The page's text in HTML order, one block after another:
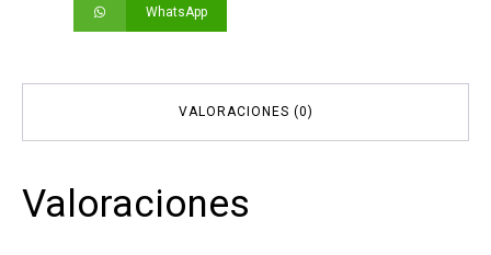
WhatsApp
VALORACIONES (0)
Valoraciones